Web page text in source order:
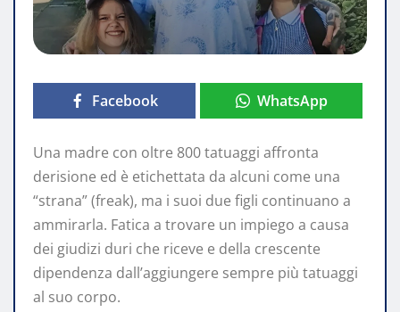
Facebook WhatsApp
Una madre con oltre 800 tatuaggi affronta
derisione ed è etichettata da alcuni come una
“strana” (freak), ma i suoi due figli continuano a
ammirarla. Fatica a trovare un impiego a causa
dei giudizi duri che riceve e della crescente
dipendenza dall’aggiungere sempre più tatuaggi
al suo corpo.